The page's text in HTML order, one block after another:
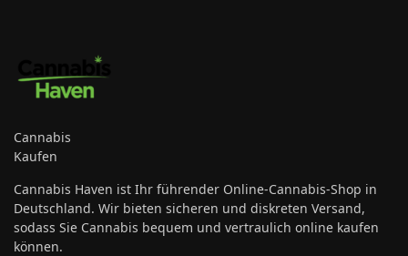
Cannabis
Kaufen
Cannabis Haven ist Ihr führender Online-Cannabis-Shop in
Deutschland. Wir bieten sicheren und diskreten Versand,
sodass Sie Cannabis bequem und vertraulich online kaufen
können.